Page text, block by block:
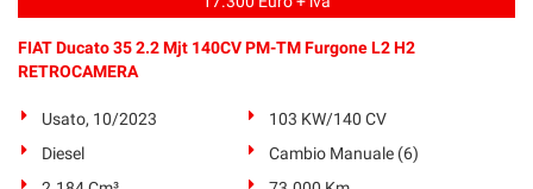
FIAT Ducato 35 2.2 Mjt 140CV PM-TM Furgone L2 H2
RETROCAMERA
Usato, 10/2023
103 KW/140 CV
Diesel
Cambio Manuale (6)